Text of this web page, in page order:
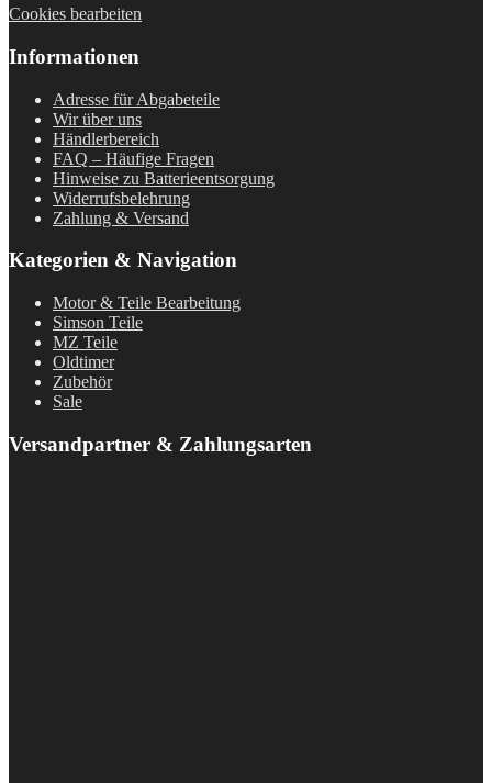
Cookies bearbeiten
Informationen
Adresse für Abgabeteile
Wir über uns
Händlerbereich
FAQ – Häufige Fragen
Hinweise zu Batterieentsorgung
Widerrufsbelehrung
Zahlung & Versand
Kategorien & Navigation
Motor & Teile Bearbeitung
Simson Teile
MZ Teile
Oldtimer
Zubehör
Sale
Versandpartner & Zahlungsarten